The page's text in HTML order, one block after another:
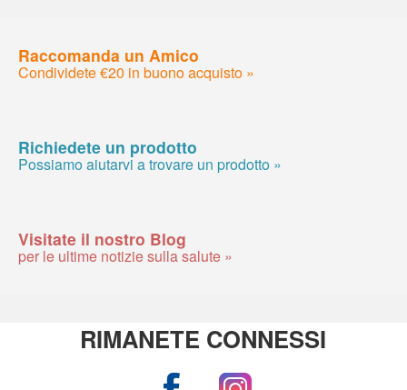
Raccomanda un Amico
Condividete €20 in buono acquisto »
Richiedete un prodotto
Possiamo aiutarvi a trovare un prodotto »
Visitate il nostro Blog
per le ultime notizie sulla salute »
RIMANETE CONNESSI